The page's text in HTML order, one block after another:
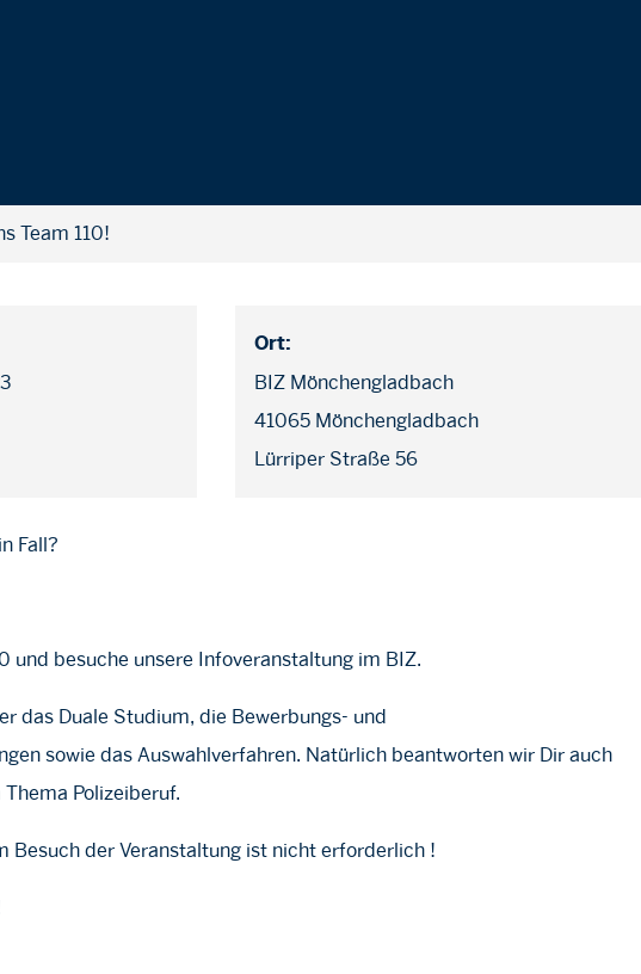
Team 110!
Ort:
BIZ Mönchengladbach
41065 Mönchengladbach
Lürriper Straße 56
Fall?
und besuche unsere Infoveranstaltung im BIZ.
das Duale Studium, die Bewerbungs- und
sowie das Auswahlverfahren. Natürlich beantworten wir Dir auch
Polizeiberuf.
Besuch der Veranstaltung ist nicht erforderlich !